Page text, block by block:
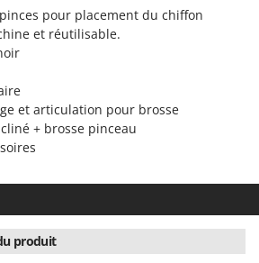
pour placement du chiffon
et réutilisable.
et articulation pour brosse
+ brosse pinceau
produit